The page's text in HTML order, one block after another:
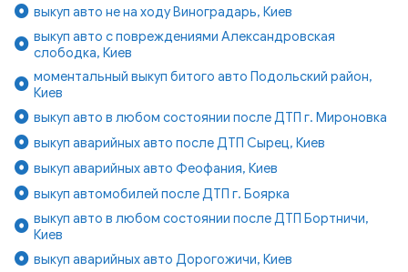
выкуп авто не на ходу Виноградарь, Киев
выкуп авто с повреждениями Александровская
слободка, Киев
моментальный выкуп битого авто Подольский район,
Киев
выкуп авто в любом состоянии после ДТП г. Мироновка
выкуп аварийных авто после ДТП Сырец, Киев
выкуп аварийных авто Феофания, Киев
выкуп автомобилей после ДТП г. Боярка
выкуп авто в любом состоянии после ДТП Бортничи,
Киев
выкуп аварийных авто Дорогожичи, Киев